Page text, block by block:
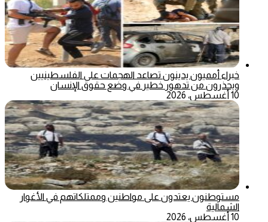
خبراء أمميون يدينون تصاعد الهجمات على الفلسطينيين
ويحذرون من تدهور خطير في وضع حقوق الإنسان
10 أغسطس، 2026
مستوطنون يعتدون على مواطنين وممتلكاتهم في الأغوار
الشمالية
10 أغسطس، 2026